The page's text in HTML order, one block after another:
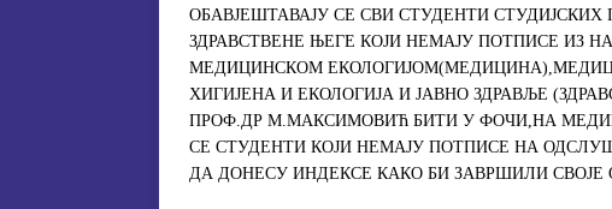
c
e
b
o
k
i
t
t
e
a
r
e
ОБАВЈЕШТАВАЈУ СЕ СВИ СТУДЕНТИ
ЗДРАВСТВЕНЕ ЊЕГЕ КОЈИ НЕМАЈУ ПОТПИСЕ ИЗ
МЕДИЦИНСКОМ
ХИГИЈЕНА И ЕКОЛОГИЈА И ЈАВНО ЗДРАВЉЕ
ПРОФ.ДР М.МАКСИМОВИЋ БИТИ У ФОЧИ,НА
СЕ СТУДЕНТИ КОЈИ НЕМАЈУ ПОТПИСЕ НА
ДА ДОНЕСУ ИНДЕКСЕ КАКО БИ ЗАВРШИЛИ СВОЈЕ